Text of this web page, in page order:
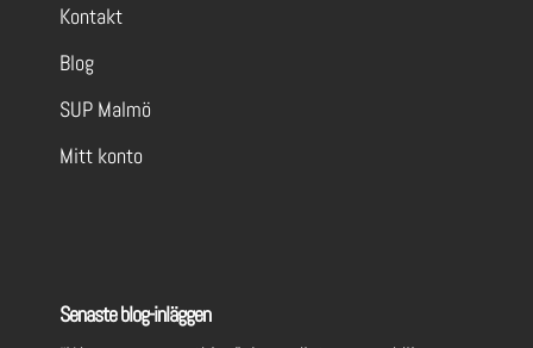
Kontakt
Blog
SUP Malmö
Mitt konto
Senaste blog-inläggen